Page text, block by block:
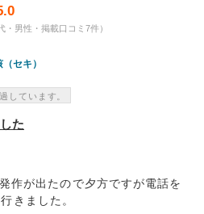
・男性・掲載口コミ7件）
（セキ）
しています。
た
作が出たので夕方ですが電話を
きました。